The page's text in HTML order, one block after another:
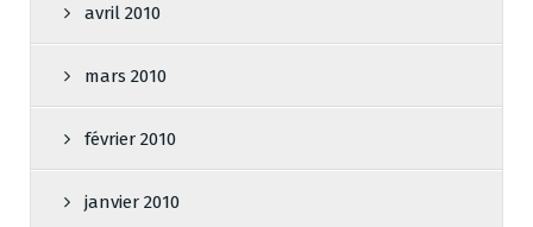
avril 2010
mars 2010
février 2010
janvier 2010